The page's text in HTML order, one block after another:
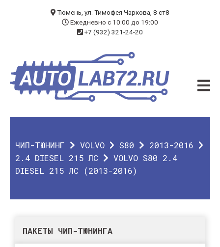
ЧИП-ТЮНИНГ
ДИАГНОСТИКА
О КОМПАНИИ
Тюмень, ул. Тимофея Чаркова, 8 ст8
Ежедневно с 10:00 до 19:00
+7 (932) 321-24-20
ЧИП-ТЮНИНГ VOLVO S80
2013-2016
2.4 DIESEL 215 ЛС
VOLVO S80 2.4
DIESEL 215 ЛС (2013-2016)
ПАКЕТЫ ЧИП-ТЮНИНГА